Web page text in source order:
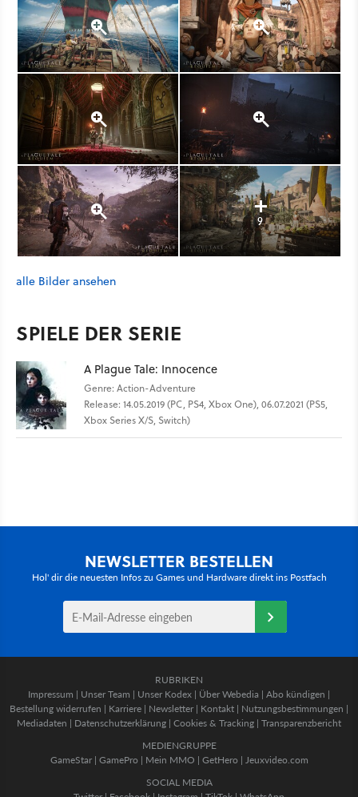
9
alle Bilder ansehen
SPIELE DER SERIE
A Plague Tale: Innocence
Genre: Action-Adventure
Release: 14.05.2019 (PC, PS4, Xbox One), 06.07.2021 (PS5,
Xbox Series X/S, Switch)
NEWSLETTER BESTELLEN
Hol' dir die neuesten Infos zu Games und Hardware direkt ins Postfach
RUBRIKEN
Impressum | Unser Team | Unser Kodex | Über Webedia | Abo kündigen |
Bestellung widerrufen | Karriere | Newsletter | Kontakt | Nutzungsbestimmungen |
Mediadaten | Datenschutzerklärung | Cookies & Tracking | Transparenzbericht
MEDIENGRUPPE
GameStar| GamePro | Mein MMO | GetHero | Jeuxvideo.com
SOCIAL MEDIA